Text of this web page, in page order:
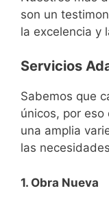
son un
la excelencia y
Servicios
Sabemos que
únicos, por eso
una amplia
las
1. Obra Nueva